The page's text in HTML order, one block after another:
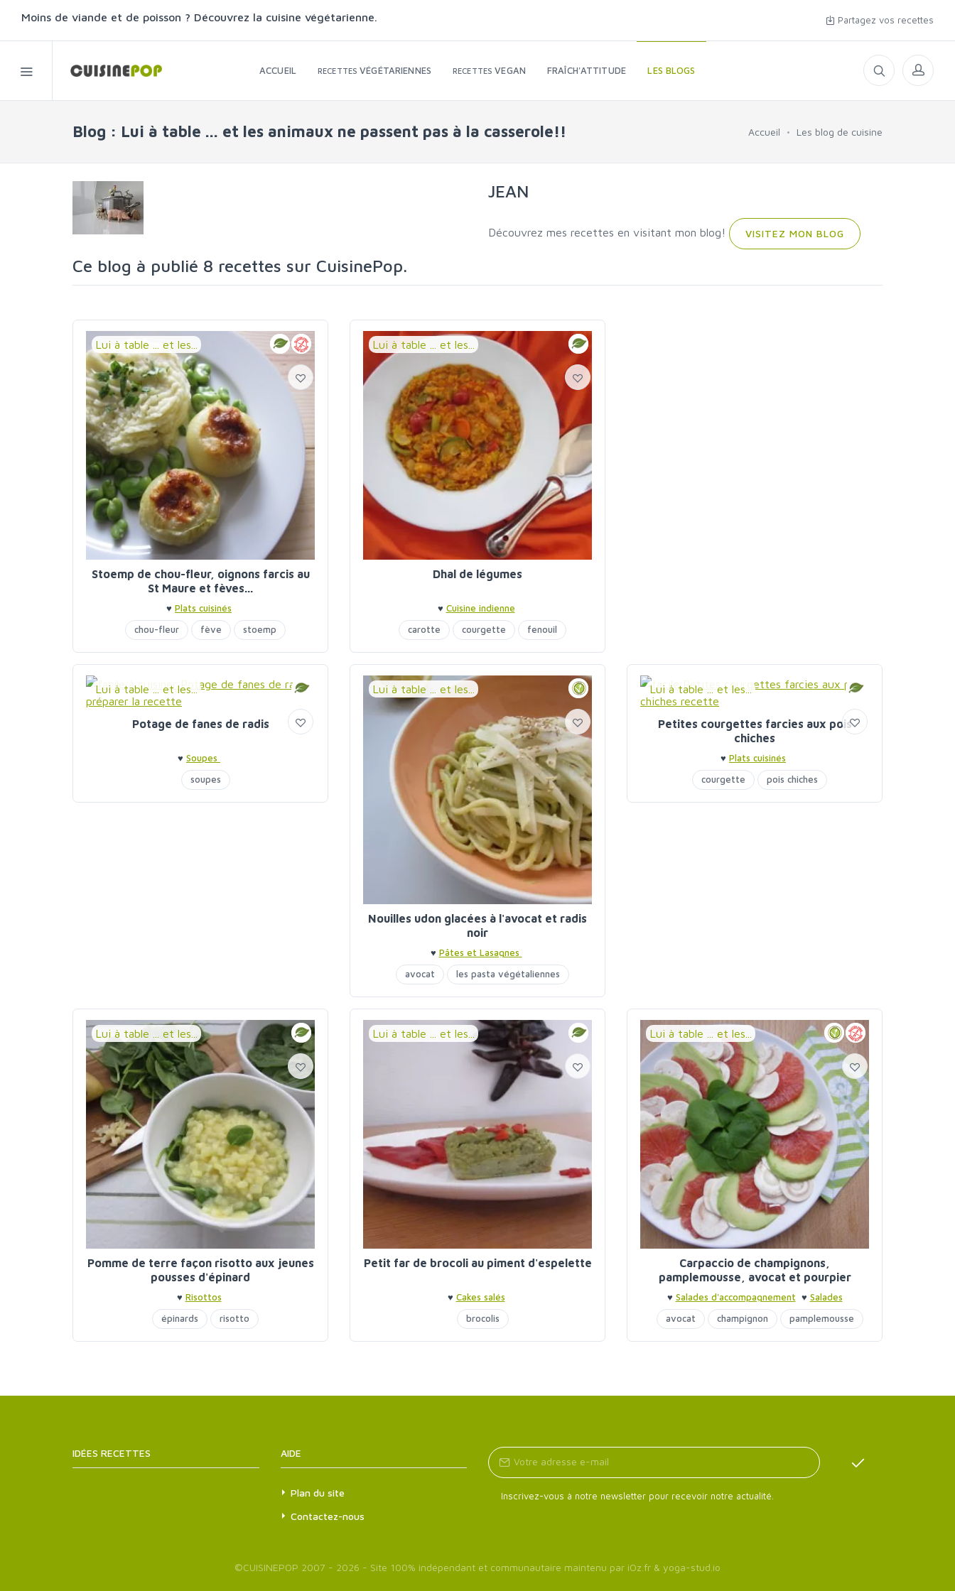
Moins de viande et de poisson ? Découvrez la cuisine végétarienne. Partagez vos recettes
ACCUEIL RECETTESVÉGÉTARIENNES RECETTESVEGAN FRAÎCH'ATTITUDE LES BLOGS
Blog : Lui à table ... et les animaux ne passent pas à la casserole!! Accueil Les blog de cuisine
JEAN
Découvrez mes recettes en visitant mon blog! VISITEZ MON BLOG
Ce blog à publié 8 recettes sur CuisinePop.
Lui à table ... et les...
Stoemp de chou-fleur, oignons farcis au
St Maure et fèves...
♥ Plats cuisinés
chou-fleur
fève stoemp
Lui à table ... et les...
Dhal de légumes
♥ Cuisine indienne
carotte
courgette fenouil
lentilles poireaux
Lui à table ... et les...
Potage de fanes de radis
♥ Soupes
soupes
Lui à table ... et les...
Nouilles udon glacées à l'avocat et radis
noir
♥ Pâtes et Lasagnes
avocat
les pasta végétaliennes
Lui à table ... et les...
Petites courgettes farcies aux pois
chiches
♥ Plats cuisinés
courgette
pois chiches
Lui à table ... et les...
Pomme de terre façon risotto aux jeunes
pousses d'épinard
♥ Risottos
épinards
risotto
Lui à table ... et les...
Petit far de brocoli au piment d'espelette
♥ Cakes salés
brocolis
Lui à table ... et les...
Carpaccio de champignons,
pamplemousse, avocat et pourpier
♥ Salades d'accompagnement ♥ Salades
d'accompagnement
avocat champignon pamplemousse
IDÉES RECETTES AIDE
Plan du site
Contactez-nous
Inscrivez-vous à notre newsletter pour recevoir notre actualité.
©CUISINEPOP 2007 - 2026 - Site 100% indépendant et communautaire maintenu par iOz.fr & yoga-stud.io